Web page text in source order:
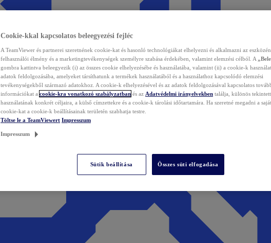
Cookie-kkal kapcsolatos beleegyezési fejléc
A TeamViewer és partnerei szeretnének cookie-kat és hasonló technológiákat elhelyezni és alkalmazni az
felhasználói élmény és a marketingtevékenységek személyre szabása érdekében, valamint elemzési célból. A
gombra kattintva beleegyezik (i) az összes cookie elhelyezésébe és használatába, valamint (ii) a cookie-k
adatok feldolgozásába, amelyeket társíthatunk a termékek használatából és a használathoz kapcsolódó elemzési
tevékenységekből származó adatokhoz. A cookie-k elhelyezésével és az adatok feldolgozásával kapcsolatos
információkat a cookie-kra vonatkozó szabályzatban és az Adatvédelmi irányelvekben találja, különös
használatának konkrét céljaira, a külső címzettekre és a cookie-k tárolási időtartamára. Ha szeretné megadni a
cookie-kat a cookie-k beállításainak területén szabhatja testre.
Töltse le a TeamViewert Impresszum
Impresszum
Sütik beállítása Összes süti elfogadása